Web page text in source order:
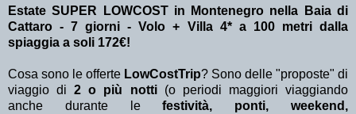
Estate SUPER LOWCOST in Montenegro nella Baia di
Cattaro - 7 giorni - Volo + Villa 4* a 100 metri dalla
spiaggia a soli 172€!
Cosa sono le offerte LowCostTrip? Sono delle "proposte" di
viaggio di2 o più notti (o periodi maggiori viaggiando
anche durante lefestività, ponti, weekend,